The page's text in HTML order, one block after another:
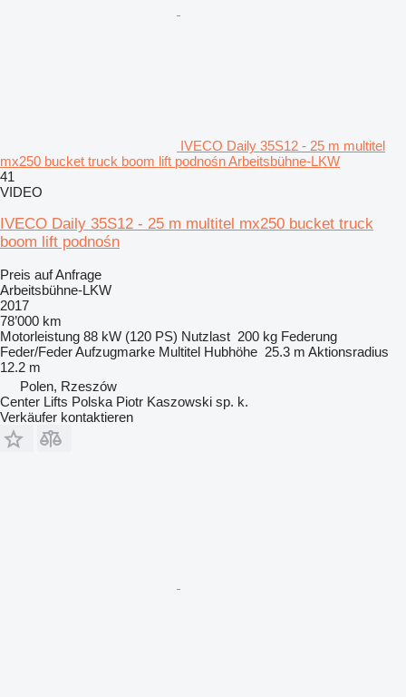
IVECO Daily 35S12 - 25 m multitel
mx250 bucket truck boom lift podnośn Arbeitsbühne-LKW
41
VIDEO
IVECO Daily 35S12 - 25 m multitel mx250 bucket truck
boom lift podnośn
Preis auf Anfrage
Arbeitsbühne-LKW
2017
78’000 km
Motorleistung 88 kW (120 PS) Nutzlast 200 kg Federung
Feder/FederAufzugmarke Multitel Hubhöhe 25.3 m Aktionsradius
12.2 m
Polen, Rzeszów
Center Lifts Polska Piotr Kaszowski sp. k.
Verkäufer kontaktieren